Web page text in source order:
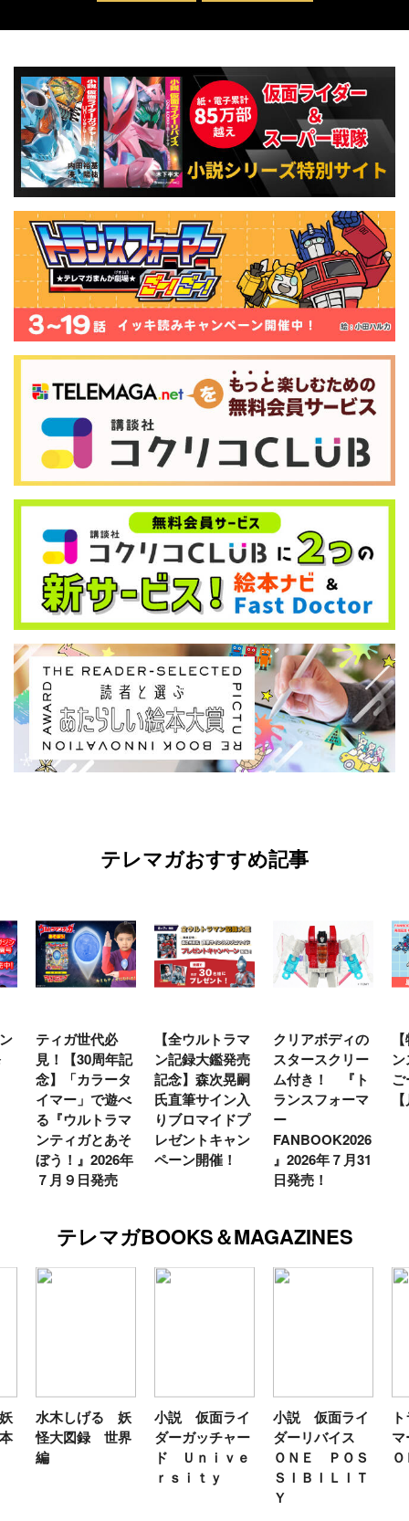
テレマガおすすめ記事
ティガ世代必
見！【30周年記
念】「カラータ
イマー」で遊べ
る『ウルトラマ
ンティガとあそ
ぼう！』2026年
７月９日発売
【全ウルトラマ
ン記録大鑑発売
記念】森次晃嗣
氏直筆サイン入
りブロマイドプ
レゼントキャン
ペーン開催！
クリアボディの
スタースクリー
ム付き！ 『ト
ランスフォーマ
ー
FANBOOK2026
』2026年７月31
日発売！
テレマガBOOKS＆MAGAZINES
水木しげる 妖
怪大図録 世界
編
小説 仮面ライ
ダーガッチャー
ド Ｕｎｉｖｅ
ｒｓｉｔｙ
小説 仮面ライ
ダーリバイス
ＯＮＥ ＰＯＳ
ＳＩＢＩＬＩＴ
Ｙ